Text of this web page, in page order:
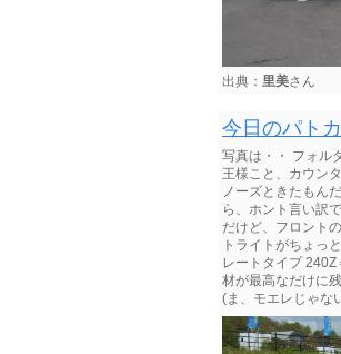
出典： 里美さん
今日のパト
写真は・・ フォル
王様こと、カウン
ノーズときたもん
ら、ホント言い訳
だけど、フロント
トライトがちょっ
レートタイプ
材が最高なだけに
(ま、モエレじゃな